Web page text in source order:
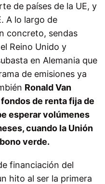
de países de la UE, y
A lo largo de
concreto, sendas
Reino Unido y
en Alemania que
de emisiones ya
Ronald Van
de renta fija de
esperar volúmenes
cuando la Unión
verde.
financiación del
hito al ser la primera